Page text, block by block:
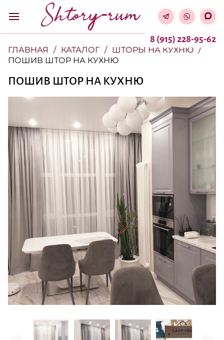
8 (915) 228-95-62
ГЛАВНАЯ КАТАЛОГ
ШТОРЫ НА КУХНЮ
ПОШИВ ШТОР НА КУХНЮ
ПОШИВ ШТОР НА КУХНЮ